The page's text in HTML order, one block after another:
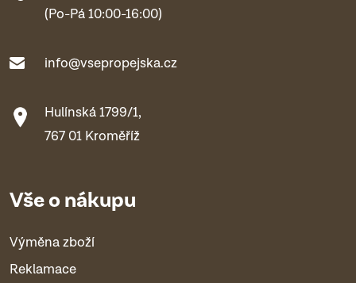
(Po-Pá 10:00-16:00)
info@vsepropejska.cz
Hulínská 1799/1,
767 01 Kroměříž
Vše o nákupu
Výměna zboží
Reklamace